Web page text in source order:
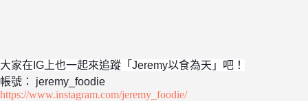
大家在IG上也一起來追蹤「Jeremy以食為天」吧！
帳號： jeremy_foodie
https://www.instagram.com/jeremy_foodie/